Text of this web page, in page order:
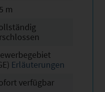
m
Erläuterungen
verfügbar